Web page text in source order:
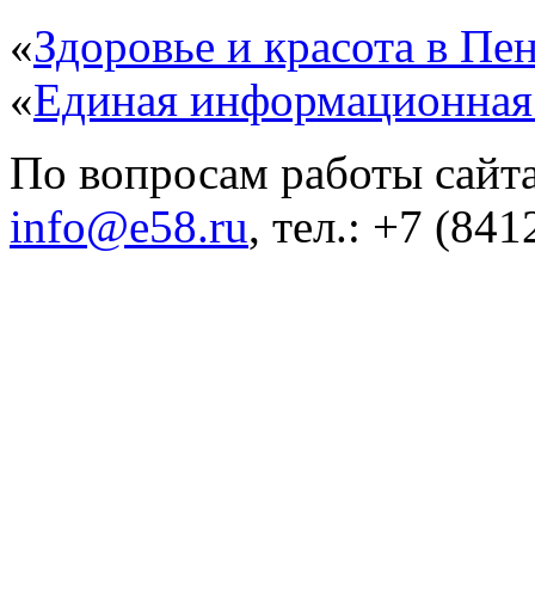
«Здоровье и красота в
«Единая
По вопросам работы
info@e58.ru, тел.: +7